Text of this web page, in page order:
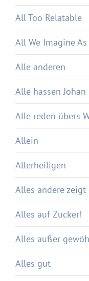
All Too Relatable
All We Imagine
Alle anderen
Alle hassen Johan
Alle reden übers
Allein
Allerheiligen
Alles andere
Alles auf Zucker!
Alles außer
Alles gut